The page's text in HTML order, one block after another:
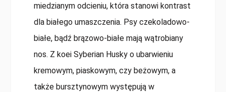
miedzianym odcieniu, która stanowi kontrast
dla białego umaszczenia. Psy czekoladowo-
białe, bądź brązowo-białe mają wątrobiany
nos. Z koei Syberian Husky o ubarwieniu
kremowym, piaskowym, czy beżowym, a
także bursztynowym występują w